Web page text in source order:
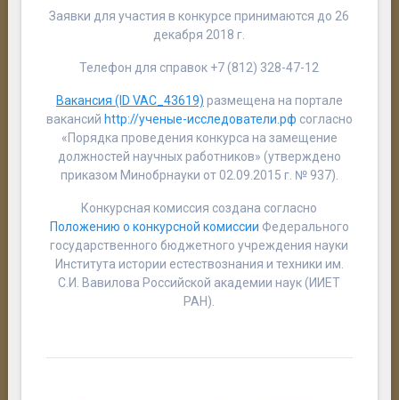
Заявки для участия в конкурсе принимаются до 26
декабря 2018 г.
Телефон для справок +7 (812) 328-47-12
Вакансия (ID VAC_43619) размещена на портале
вакансий http://ученые-исследователи.рф согласно
«Порядка проведения конкурса на замещение
должностей научных работников» (утверждено
приказом Минобрнауки от 02.09.2015 г. № 937).
Конкурсная комиссия создана согласно
Положению о конкурсной комиссии Федерального
государственного бюджетного учреждения науки
Института истории естествознания и техники им.
С.И. Вавилова Российской академии наук (ИИЕТ
РАН).